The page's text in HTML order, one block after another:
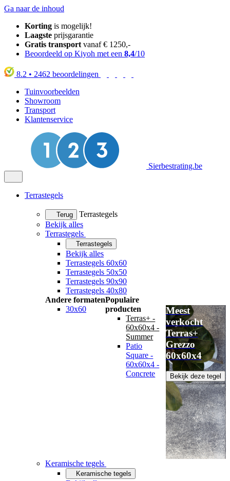
Ga naar de inhoud
Korting is mogelijk!
Laagste prijsgarantie
Gratis transport vanaf € 1250,-
Beoordeeld op Kiyoh met een 8,4/10
8.2 • 2462 beoordelingen
Tuinvoorbeelden
Showroom
Transport
Klantenservice
Sierbestrating.be
Terrastegels
Terug
Terrastegels
Bekijk alles
Terrastegels
Terrastegels
Bekijk alles
Terrastegels 60x60
Terrastegels 50x50
Terrastegels 90x90
Terrastegels 40x80
Andere formaten
30x60
Populaire
producten
Terras+ -
60x60x4 -
Summer
Patio
Square -
60x60x4 -
Concrete
Meest
verkocht
Terras+
Grezzo
60x60x4
Bekijk deze tegel
Keramische tegels
Keramische tegels